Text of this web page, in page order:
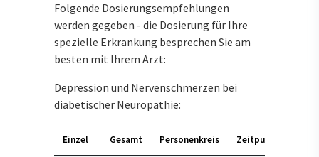
Folgende Dosierungsempfehlungen
werden gegeben - die Dosierung für Ihre
spezielle Erkrankung besprechen Sie am
besten mit Ihrem Arzt:
Depression und Nervenschmerzen bei
diabetischer Neuropathie:
Einzel Gesamt Personenkreis Zeitpunkt